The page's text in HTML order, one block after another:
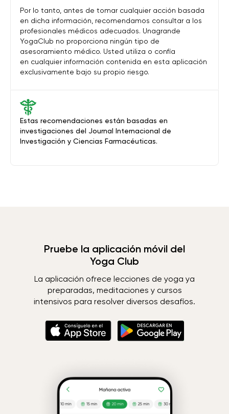
Estas recomendaciones están basadas en
investigaciones del Journal Internacional de
Investigación y Ciencias Farmacéuticas.
Por lo tanto, antes de tomar cualquier acción basada
en dicha información, recomendamos consultar a los
profesionales médicos adecuados. Unagrande
YogaClub no proporciona ningún tipo de
asesoramiento médico. Usted utiliza o confía
en cualquier información contenida en esta aplicación
exclusivamente bajo su propio riesgo.
Pruebe la aplicación móvil del
Yoga Club
La aplicación ofrece lecciones de yoga ya
preparadas, meditaciones y cursos
intensivos para resolver diversos desafíos.